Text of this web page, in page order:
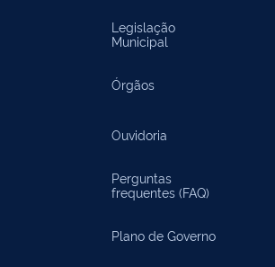
Legislação
Municipal
Órgãos
Ouvidoria
Perguntas
frequentes (FAQ)
Plano de Governo